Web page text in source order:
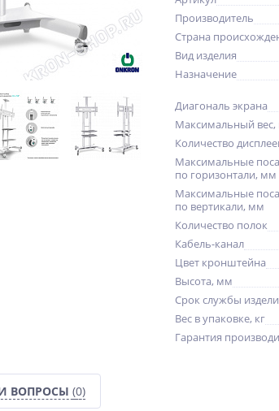
Производитель
Страна
Вид изделия
Назначение
Диагональ экрана
Максимальный вес,
Количество
Максимальные
по горизонтали, мм
Максимальные
по вертикали, мм
Количество полок
Кабель-канал
Цвет кронштейна
Высота, мм
Срок службы
Вес в упаковке, кг
Гарантия
ВОПРОСЫ (0)